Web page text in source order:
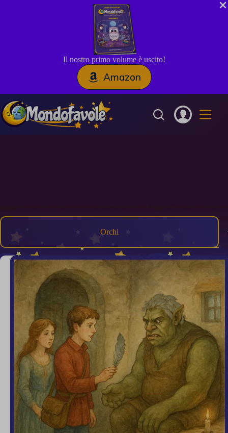
Il nostro primo volume è uscito!
Amazon
al
contenuto
Orchi